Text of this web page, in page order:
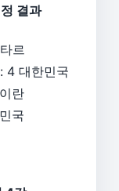
결과
르
4 대한민국
란
국